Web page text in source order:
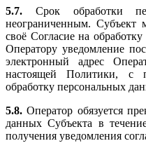
5.7. Срок обработки
неограниченным. Субъект
своё Согласие на
Оператору уведомление
электронный адрес
настоящей Политики, с
обработку персональных
5.8. Оператор обязуется
данных Субъекта в
получения уведомления